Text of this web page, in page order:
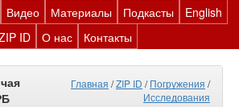
Видео Материалы Подкасты
English
ID О нас Контакты
Главная /ZIP ID /Погружения /
Исследования